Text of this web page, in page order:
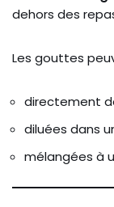
dehors des
Les gouttes
directement
diluées dans
mélangées à